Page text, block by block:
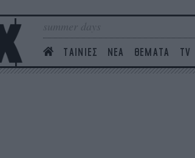
summer days
ΤΑΙΝΙΕΣ ΝΕΑ ΘΕΜΑΤΑ TV